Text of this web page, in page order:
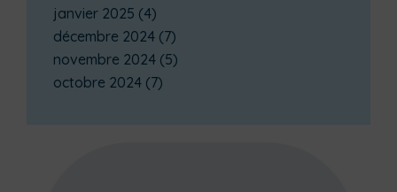
janvier 2025 (4)
décembre 2024 (7)
novembre 2024 (5)
octobre 2024 (7)